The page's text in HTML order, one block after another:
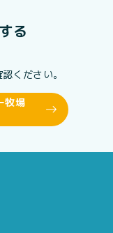
る
ください。
牧場